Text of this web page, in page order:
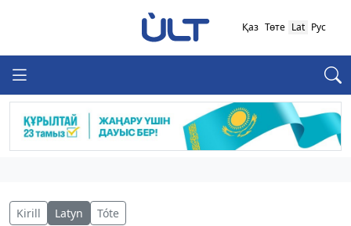
Қаз Төте Lat Рус
Kirill Latyn Tóte